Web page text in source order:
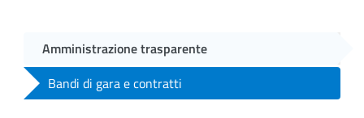
Amministrazione trasparente
Bandi di gara e contratti